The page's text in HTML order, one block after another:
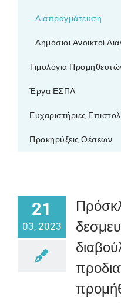
Διαπραγμάτευση
Δημόσιοι Ανοικτοί
Τιμολόγια
Έργα ΕΣΠΑ
Ευχαριστήριες
Προκηρύξεις Θέσεων
21
03, 2023